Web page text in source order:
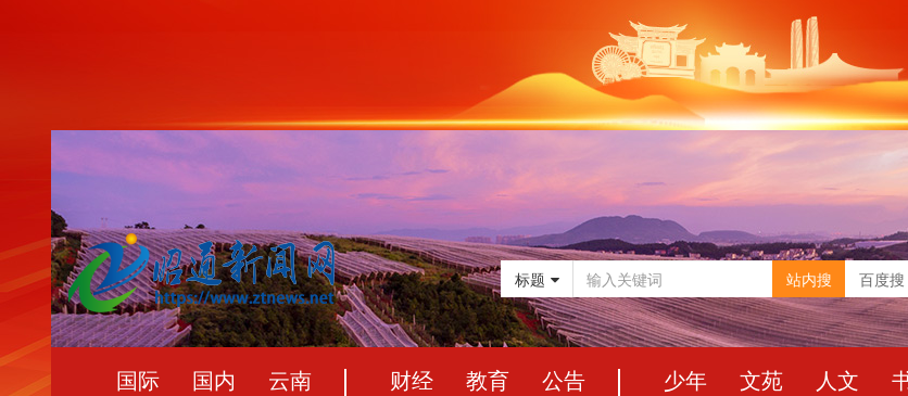
标题 站内搜 百度搜
国际 国内
云南
财经 教育
公告
少年 文苑 人文